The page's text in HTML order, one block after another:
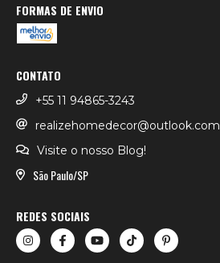
FORMAS DE ENVIO
CONTATO
+55 11 94865-3243
realizehomedecor@outlook.com
Visite o nosso Blog!
São Paulo/SP
REDES SOCIAIS